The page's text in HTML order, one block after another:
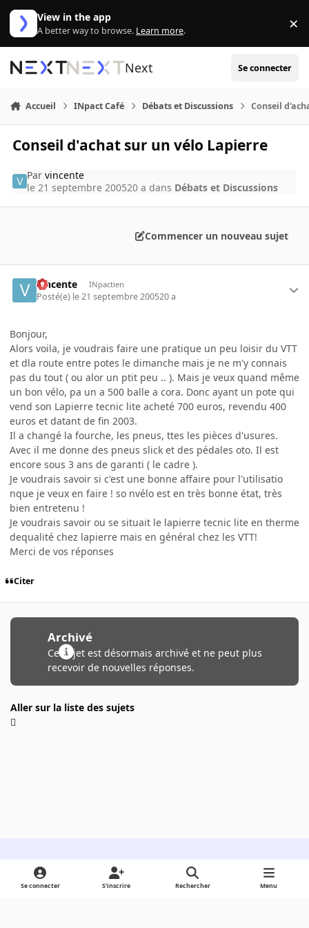
Aller au contenu
View in the app
A better way to browse. Learn more. ×
Next Se connecter
Accueil INpact Café Débats et Discussions Conseil
Conseil d'achat sur un vélo Lapierre
Parvincente
le 21 septembre 200520 a dans Débats et Discussions
Commencer un nouveau sujet
vincente INpactien
Posté(e) le 21 septembre 200520 a
Bonjour,
Alors voila, je voudrais faire une pratique un peu loisir du VTT
et dla route entre potes le dimanche mais je ne m'y connais
pas du tout ( ou alor un ptit peu .. ). Mais je veux quand même
un bon vélo, pa un a 500 balle a cora. Donc ayant un pote qui
vend son Lapierre tecnic lite acheté 700 euros, revendu 400
euros et datant de fin 2003.
Il a changé la fourche, les pneus, ttes les pièces d'usures.
Avec il me donne des pneus slick et des pédales oto. Il est
encore sous 3 ans de garanti ( le cadre ).
Je voudrais savoir si c'est une bonne affaire pour l'utilisatio
nque je veux en faire ! so nvélo est en très bonne état, très
bien entretenu !
Je voudrais savoir ou se situait le lapierre tecnic lite en therme
dequalité chez lapierre mais en général chez les VTT!
Merci de vos réponses
Citer
Archivé
Ce sujet est désormais archivé et ne peut plus
recevoir de nouvelles réponses.
Aller sur la liste des sujets
Light ModeDark ModeSystem Preference
Se connecter S’inscrire Rechercher Menu